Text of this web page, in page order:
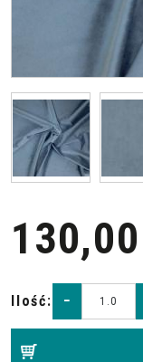
130,00
Ilość: −